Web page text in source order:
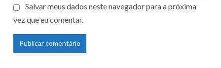
Salvar meus dados neste navegador para a próxima
vez que eu comentar.